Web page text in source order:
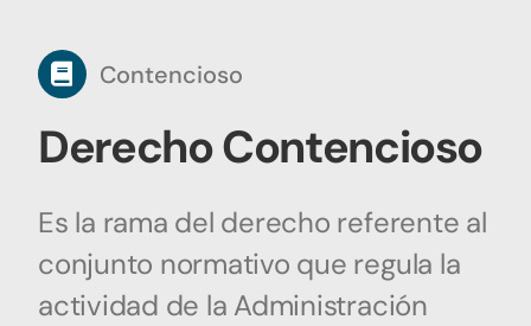
Contencioso
Derecho Contencioso
Es la rama del derecho referente al
conjunto normativo que regula la
actividad de la Administración